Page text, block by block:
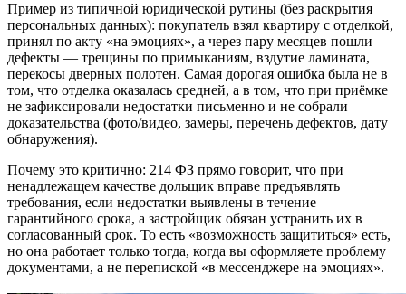
Пример из типичной юридической рутины (без раскрытия
персональных данных): покупатель взял квартиру с отделкой,
принял по акту «на эмоциях», а через пару месяцев пошли
дефекты — трещины по примыканиям, вздутие ламината,
перекосы дверных полотен. Самая дорогая ошибка была не в
том, что отделка оказалась средней, а в том, что при приёмке
не зафиксировали недостатки письменно и не собрали
доказательства (фото/видео, замеры, перечень дефектов, дату
обнаружения).
Почему это критично: 214 ФЗ прямо говорит, что при
ненадлежащем качестве дольщик вправе предъявлять
требования, если недостатки выявлены в течение
гарантийного срока, а застройщик обязан устранить их в
согласованный срок. То есть «возможность защититься» есть,
но она работает только тогда, когда вы оформляете проблему
документами, а не перепиской «в мессенджере на эмоциях».